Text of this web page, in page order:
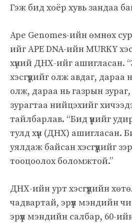
Гэж бид хоёр хувь зандаа
Ape Genomes-ийн өмнөх
ийг APE DNA-ийн MURKY
хүний ​​ДНХ-ийг ашигласан.
хэсгүүдийг олж авдаг, дараа
олж, дараа нь газрын
зурагтаа нийцэхийг
тайлбарлав. “Бид үүнийг
тулд хүн (ДНХ) ашигласан.
уялдаж байсан хэсгүүдийг
тооцоолох боломжтой.”
ДНХ-ийн урт хэсгүүдийн
чадвартай, эрүүл мэндийн
эрүүл мэндийн салбар, 60-